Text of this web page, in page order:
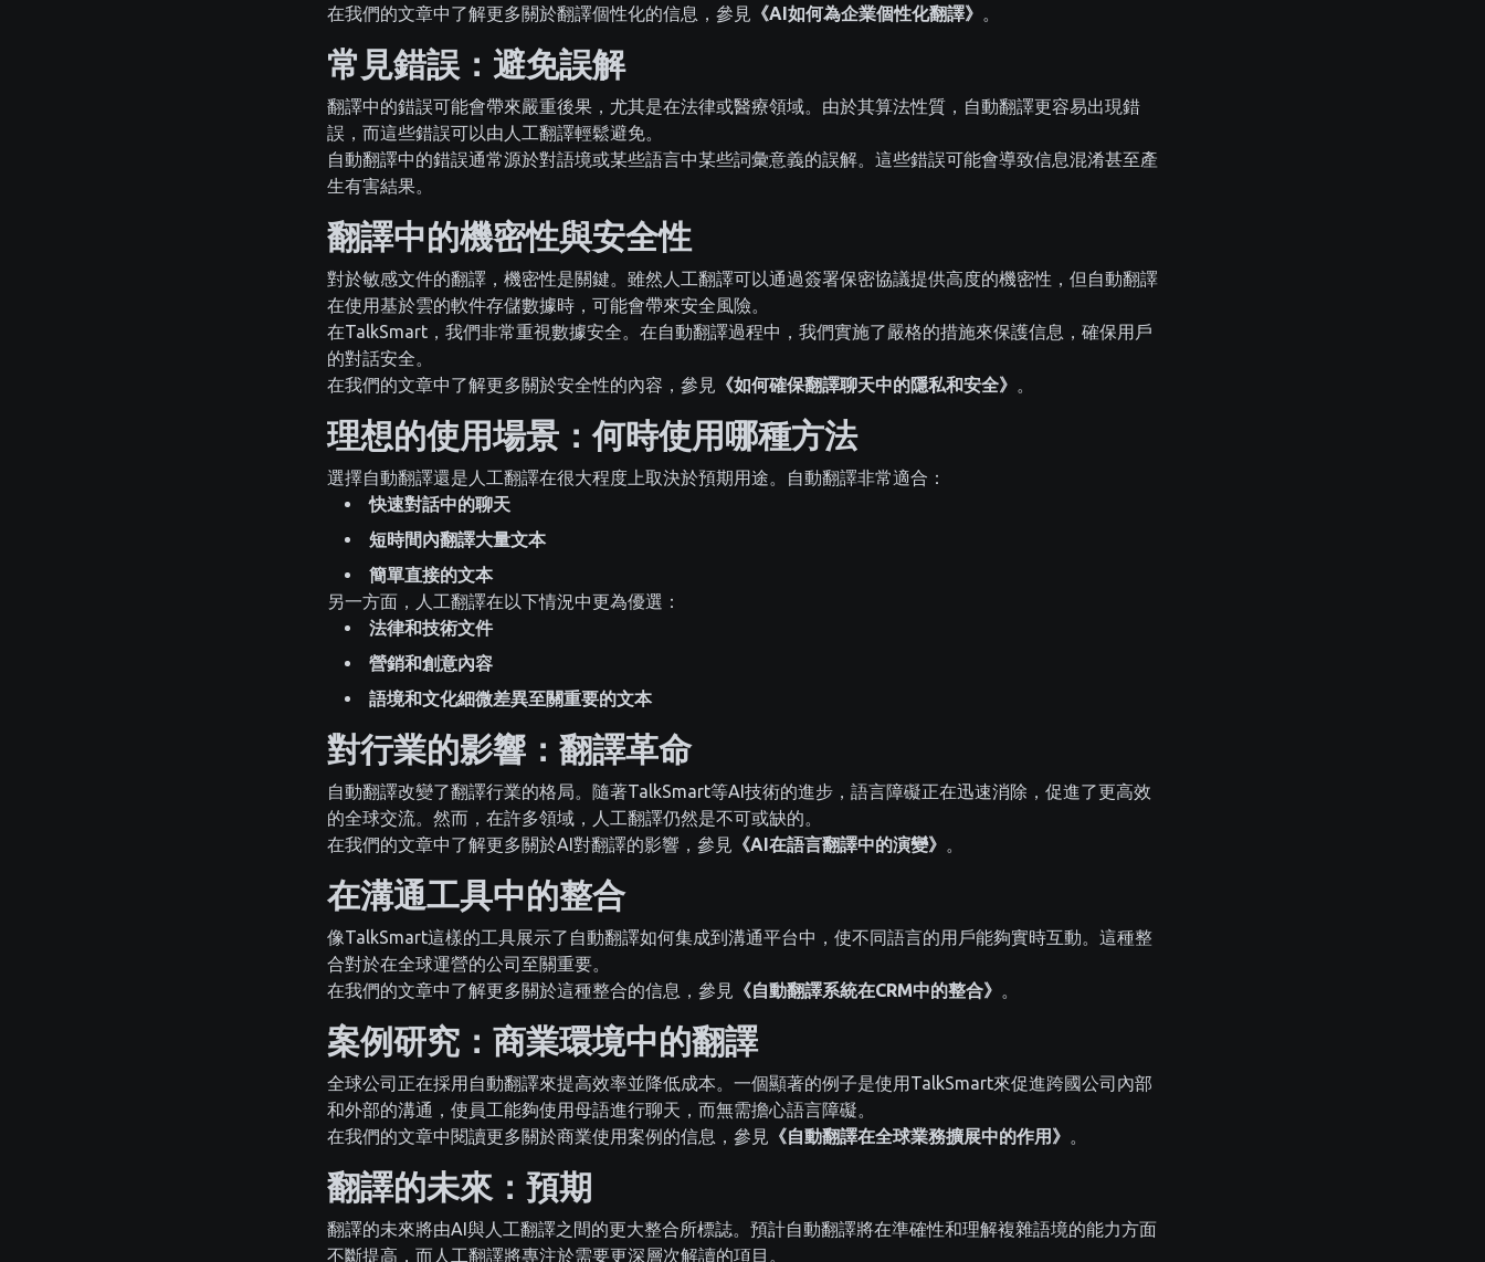
在我們的文章中了解更多關於翻譯個性化的信息，參見 《AI如何為企業個性化翻譯》 。
常見錯誤：避免誤解
翻譯中的錯誤可能會帶來嚴重後果，尤其是在法律或醫療領域。由於其算法性質，自動翻譯更容易出現錯
誤，而這些錯誤可以由人工翻譯輕鬆避免。
自動翻譯中的錯誤通常源於對語境或某些語言中某些詞彙意義的誤解。這些錯誤可能會導致信息混淆甚至產
生有害結果。
翻譯中的機密性與安全性
對於敏感文件的翻譯，機密性是關鍵。雖然人工翻譯可以通過簽署保密協議提供高度的機密性，但自動翻譯
在使用基於雲的軟件存儲數據時，可能會帶來安全風險。
在TalkSmart，我們非常重視數據安全。在自動翻譯過程中，我們實施了嚴格的措施來保護信息，確保用戶
的對話安全。
在我們的文章中了解更多關於安全性的內容，參見 《如何確保翻譯聊天中的隱私和安全》 。
理想的使用場景：何時使用哪種方法
選擇自動翻譯還是人工翻譯在很大程度上取決於預期用途。自動翻譯非常適合：
快速對話中的聊天
短時間內翻譯大量文本
簡單直接的文本
另一方面，人工翻譯在以下情況中更為優選：
法律和技術文件
營銷和創意內容
語境和文化細微差異至關重要的文本
對行業的影響：翻譯革命
自動翻譯改變了翻譯行業的格局。隨著TalkSmart等AI技術的進步，語言障礙正在迅速消除，促進了更高效
的全球交流。然而，在許多領域，人工翻譯仍然是不可或缺的。
在我們的文章中了解更多關於AI對翻譯的影響，參見 《AI在語言翻譯中的演變》 。
在溝通工具中的整合
像TalkSmart這樣的工具展示了自動翻譯如何集成到溝通平台中，使不同語言的用戶能夠實時互動。這種整
合對於在全球運營的公司至關重要。
在我們的文章中了解更多關於這種整合的信息，參見 《自動翻譯系統在CRM中的整合》 。
案例研究：商業環境中的翻譯
全球公司正在採用自動翻譯來提高效率並降低成本。一個顯著的例子是使用TalkSmart來促進跨國公司內部
和外部的溝通，使員工能夠使用母語進行聊天，而無需擔心語言障礙。
在我們的文章中閱讀更多關於商業使用案例的信息，參見 《自動翻譯在全球業務擴展中的作用》 。
翻譯的未來：預期
翻譯的未來將由AI與人工翻譯之間的更大整合所標誌。預計自動翻譯將在準確性和理解複雜語境的能力方面
不斷提高，而人工翻譯將專注於需要更深層次解讀的項目。